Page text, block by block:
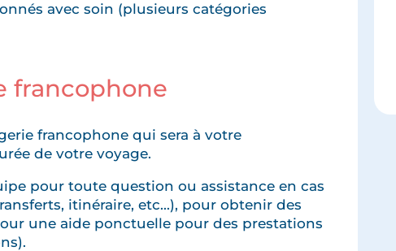
avec soin (plusieurs catégories
francophone
francophone qui sera à votre
de votre voyage.
pour toute question ou assistance en cas
itinéraire, etc...), pour obtenir des
une aide ponctuelle pour des prestations